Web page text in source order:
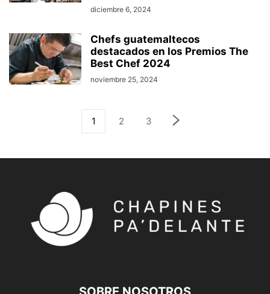
diciembre 6, 2024
Chefs guatemaltecos
destacados en los Premios The
Best Chef 2024
noviembre 25, 2024
1 2 3